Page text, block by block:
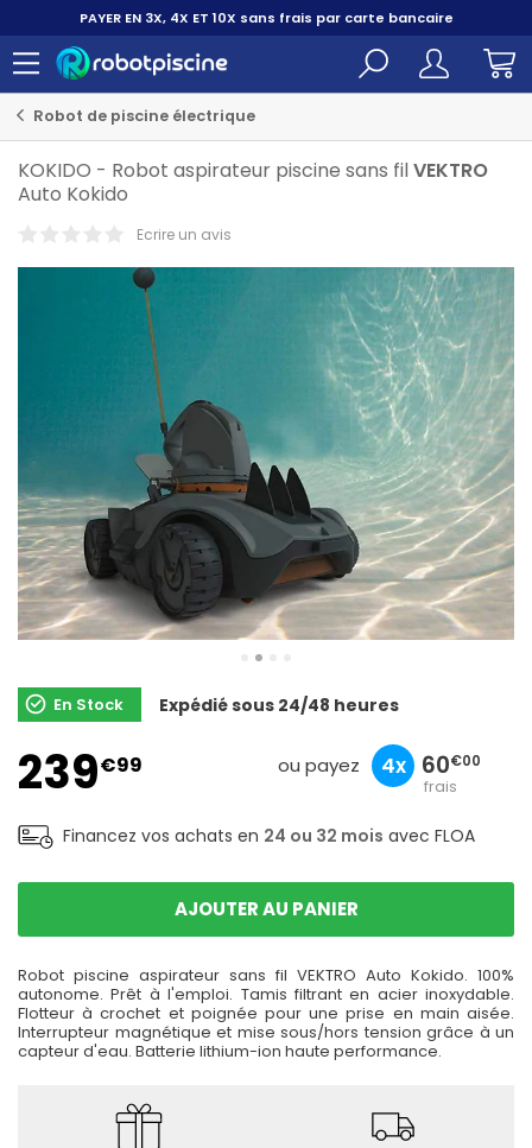
PAYER EN 3X, 4X ET 10X sans frais par carte bancaire
Robot de piscine électrique
KOKIDO - Robot aspirateur piscine sans filVEKTRO
Auto Kokido
Ecrire un avis
En Stock Expédié sous 24/48 heures
239€99 ou payez
80€00 4x 60€00
24€00
frais
Financez vos achats en 24 ou 32 mois avec FLOA
AJOUTER AU PANIER
Robot piscine aspirateur sans fil VEKTRO Auto Kokido. 100%
autonome. Prêt à l'emploi. Tamis filtrant en acier inoxydable.
Flotteur à crochet et poignée pour une prise en main aisée.
Interrupteur magnétique et mise sous/hors tension grâce à un
capteur d'eau. Batterie lithium-ion haute performance.